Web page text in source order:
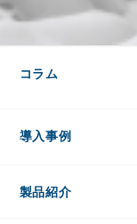
コラム
導入事例
製品紹介